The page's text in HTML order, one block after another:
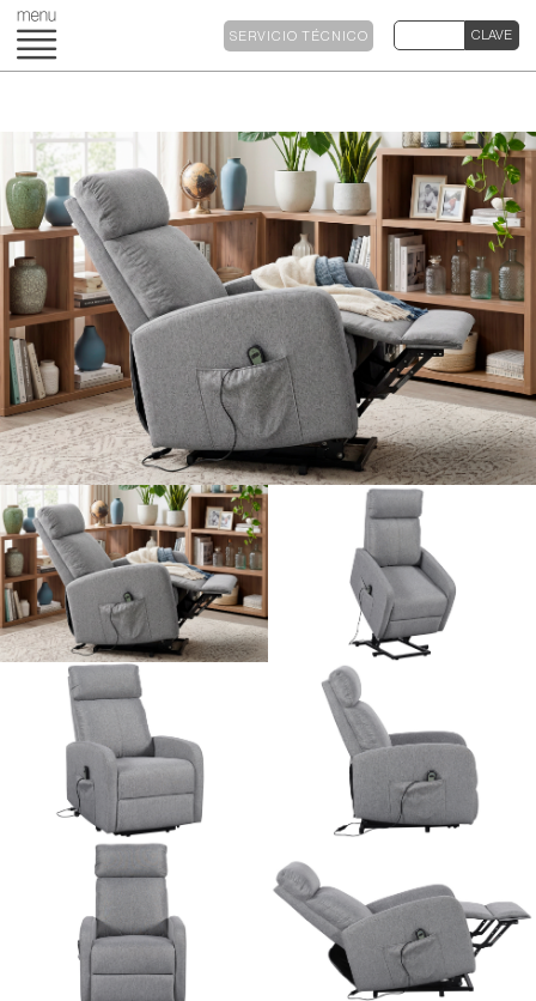
SERVICIO TÉCNICO